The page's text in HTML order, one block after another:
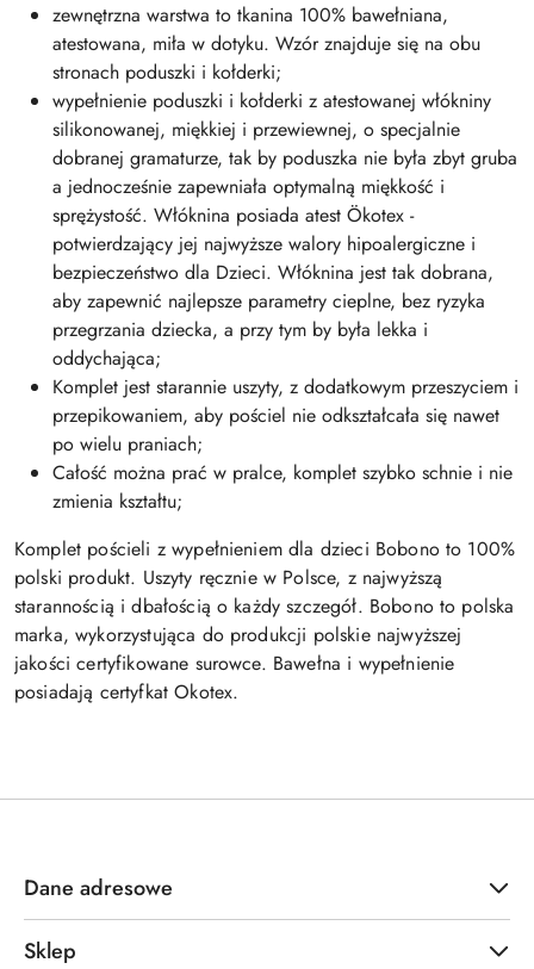
zewnętrzna warstwa to tkanina 100% bawełniana,
atestowana, miła w dotyku. Wzór znajduje się na obu
stronach poduszki i kołderki;
wypełnienie poduszki i kołderki z atestowanej włókniny
silikonowanej, miękkiej i przewiewnej, o specjalnie
dobranej gramaturze, tak by poduszka nie była zbyt gruba
a jednocześnie zapewniała optymalną miękkość i
sprężystość. Włóknina posiada atest Ökotex -
potwierdzający jej najwyższe walory hipoalergiczne i
bezpieczeństwo dla Dzieci. Włóknina jest tak dobrana,
aby zapewnić najlepsze parametry cieplne, bez ryzyka
przegrzania dziecka, a przy tym by była lekka i
oddychająca;
Komplet jest starannie uszyty, z dodatkowym przeszyciem i
przepikowaniem, aby pościel nie odkształcała się nawet
po wielu praniach;
Całość można prać w pralce, komplet szybko schnie i nie
zmienia kształtu;
Komplet pościeli z wypełnieniem dla dzieci Bobono to 100%
polski produkt. Uszyty ręcznie w Polsce, z najwyższą
starannością i dbałością o każdy szczegół. Bobono to polska
marka, wykorzystująca do produkcji polskie najwyższej
jakości certyfikowane surowce. Bawełna i wypełnienie
posiadają certyfkat Okotex.
Dane adresowe
Sklep